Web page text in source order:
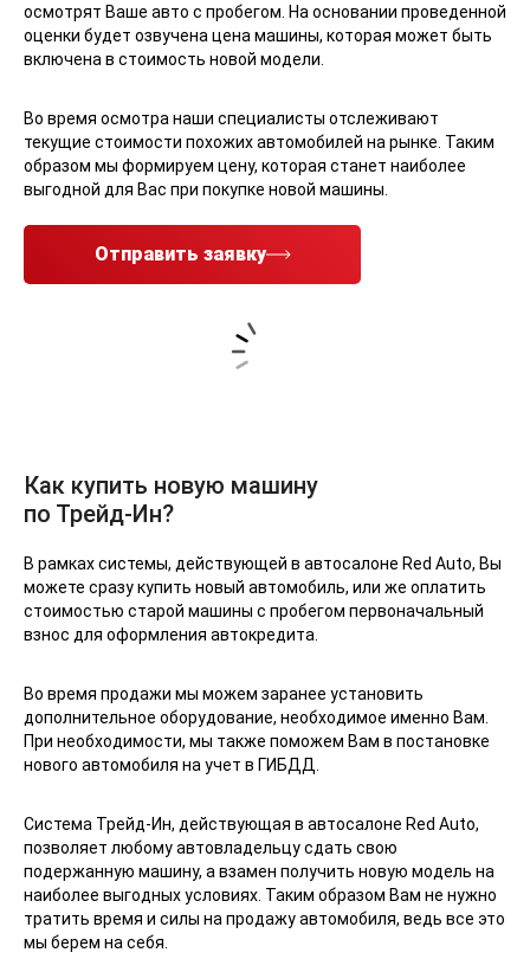
осмотрят Ваше авто с пробегом. На основании проведенной
оценки будет озвучена цена машины, которая может быть
включена в стоимость новой модели.
Во время осмотра наши специалисты отслеживают
текущие стоимости похожих автомобилей на рынке. Таким
образом мы формируем цену, которая станет наиболее
выгодной для Вас при покупке новой машины.
Отправить заявку
Как купить новую машину
по Трейд-Ин?
В рамках системы, действующей в автосалоне Red Auto, Вы
можете сразу купить новый автомобиль, или же оплатить
стоимостью старой машины с пробегом первоначальный